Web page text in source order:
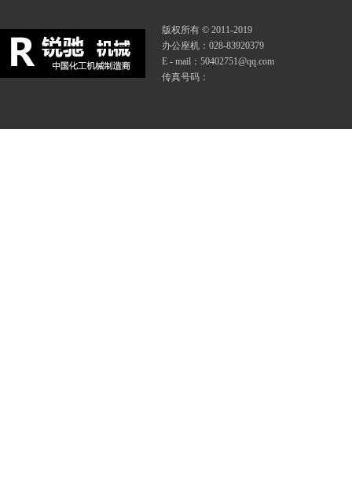
版权所有 © 2011-2019
办公座机：028-83920379
E - mail：50402751@qq.com
传真号码：